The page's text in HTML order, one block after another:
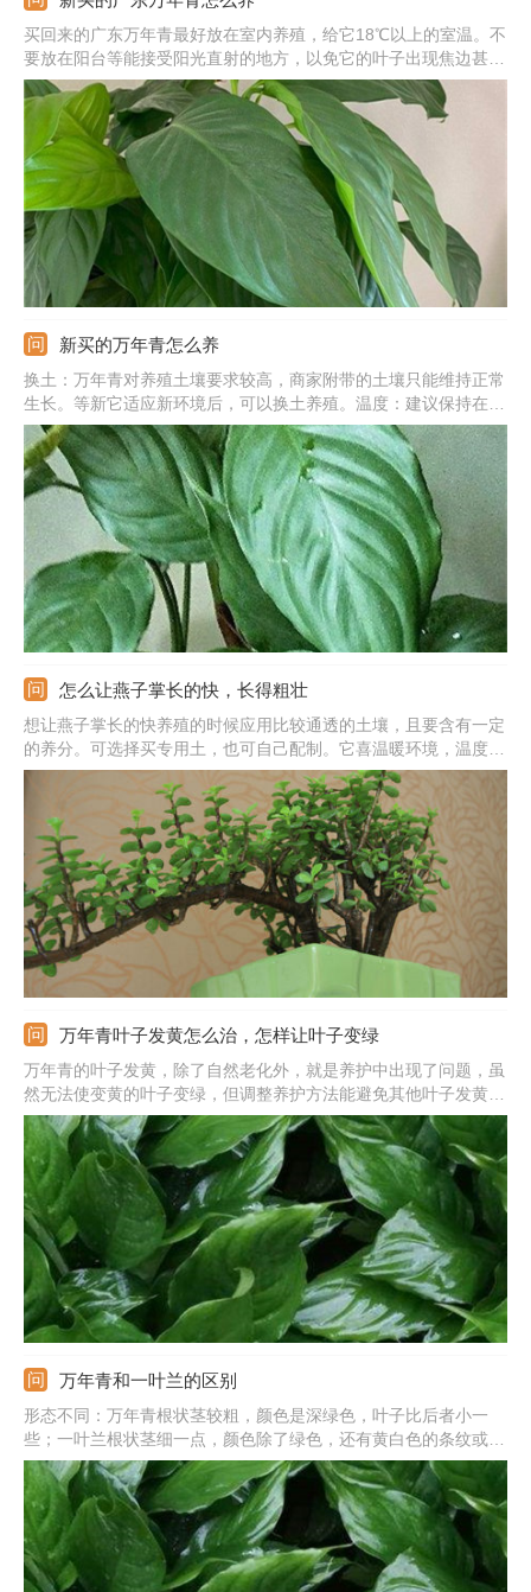
买回来的广东万年青最好放在室内养殖，给它18℃以上的室温。不
要放在阳台等能接受阳光直射的地方，以免它的叶子出现焦边甚至
枯黄的问题。不要浇水太勤，它最怕土壤积水。要等土壤见干后再
浇。先不要给它施肥，要等它适应新的环境，重新开始生长以后，
再为它施肥。
新买的万年青怎么养
换土：万年青对养殖土壤要求较高，商家附带的土壤只能维持正常
生长。等新它适应新环境后，可以换土养殖。温度：建议保持在
20-38℃之间。光照：不要让它接受阳光照射，先在荫蔽通风处养
护一段时间。浇水：需要控制浇水量，通常一次浇水之后，三天内
不要再浇。等它适应新环境之后再恢复正常浇水。
怎么让燕子掌长的快，长得粗壮
想让燕子掌长的快养殖的时候应用比较通透的土壤，且要含有一定
的养分。可选择买专用土，也可自己配制。它喜温暖环境，温度最
好维持在25度左右，不耐寒，不耐高温，冬夏季要注意控温，提供
适宜的温度环境。平时要放在有光的地方，强光避开就行。另外，
还要勤浇水保湿，勤施薄肥，让水分养分更充足。
万年青叶子发黄怎么治，怎样让叶子变绿
万年青的叶子发黄，除了自然老化外，就是养护中出现了问题，虽
然无法使变黄的叶子变绿，但调整养护方法能避免其他叶子发黄。
若是温度偏低导致的，可以做好保暖措施，移到室内温暖的地方。
若是强光暴晒导致的，可及时移到阴凉处。若是浇水太多导致的，
要促进积水排出，若是施肥太浓导致的，应该浇水稀释。
万年青和一叶兰的区别
形态不同：万年青根状茎较粗，颜色是深绿色，叶子比后者小一
些；一叶兰根状茎细一点，颜色除了绿色，还有黄白色的条纹或是
斑点，要大一些。花朵不同：万年青是穗状花序，颜色是黄白色；
一叶兰是莲座状，花朵是紫色的。品种不同：前者属于天门冬科、
万年青属；后者是百合科、蜘蛛抱蛋属的植物。